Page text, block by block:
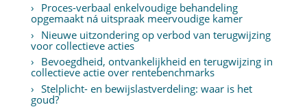
Proces-verbaal enkelvoudige behandeling
opgemaakt ná uitspraak meervoudige kamer
Nieuwe uitzondering op verbod van terugwijzing
voor collectieve acties
Bevoegdheid, ontvankelijkheid en terugwijzing in
collectieve actie over rentebenchmarks
Stelplicht- en bewijslastverdeling: waar is het
goud?